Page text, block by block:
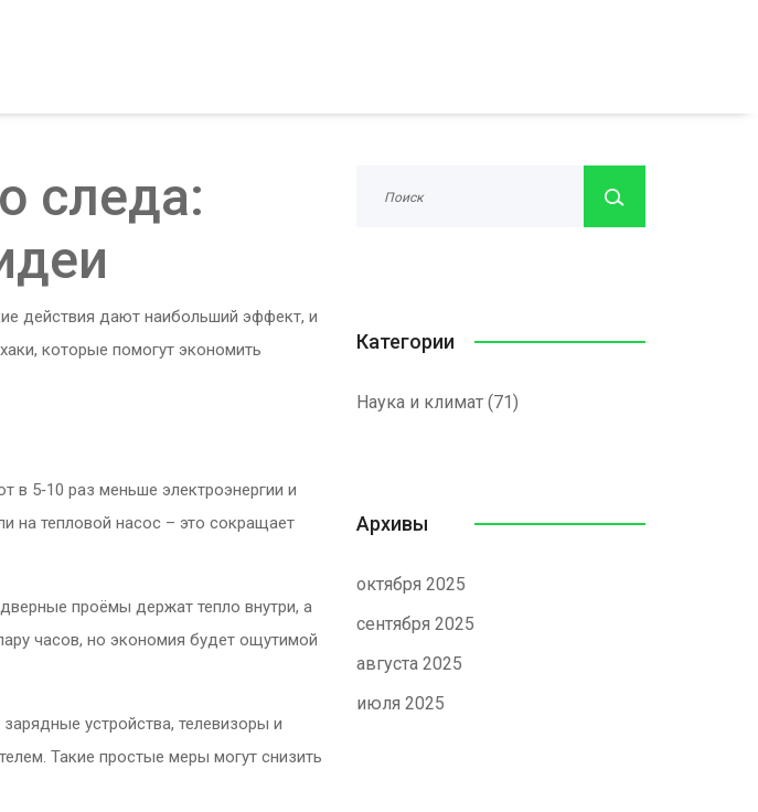
следа:
действия дают наибольший эффект, и
которые помогут экономить
5‑10 раз меньше электроэнергии и
на тепловой насос – это сокращает
проёмы держат тепло внутри, а
часов, но экономия будет ощутимой
устройства, телевизоры и
Такие простые меры могут снизить
Категории
Наука и климат (71)
Архивы
октября 2025
сентября 2025
августа 2025
июля 2025